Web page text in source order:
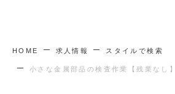
HOME 求人情報 スタイルで検索
小さな金属部品の検査作業【残業なし】